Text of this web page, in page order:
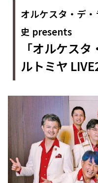
オルケスタ・デ
史 presents
「オルケス
ルトミヤ